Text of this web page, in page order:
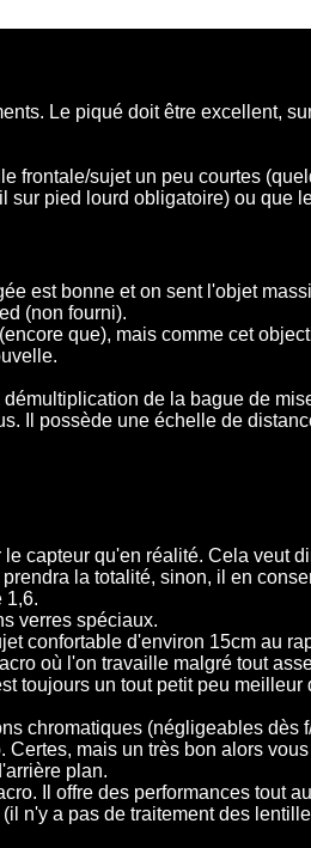
Le piqué doit être excellent,
frontale/sujet un peu courtes
sur pied lourd obligatoire) ou que
est bonne et on sent l'objet
(non fourni).
que), mais comme cet
de la bague de
Il possède une échelle de
capteur qu'en réalité. Cela veut
la totalité, sinon, il en
1,6.
verres spéciaux.
confortable d'environ 15cm au
où l'on travaille malgré tout
toujours un tout petit peu
chromatiques (négligeables dès
mais un très bon alors
plan.
Il offre des performances tout
n'y a pas de traitement des